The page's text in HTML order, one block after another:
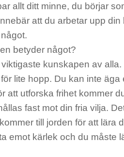
allt ditt minne, du börjar
att du arbetar upp
betyder något?
kunskapen av
lite hopp. Du kan inte äga
att utforska frihet kommer
fast mot din fria vilja.
till jorden för att lära
emot kärlek och du måste